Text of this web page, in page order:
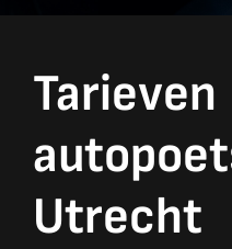
Tarieven
Utrecht